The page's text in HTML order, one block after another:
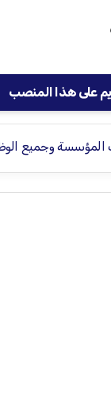
على هذا المنصب
وجميع